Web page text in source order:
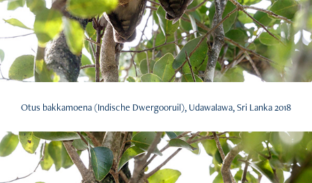
Otus bakkamoena (Indische Dwergooruil), Udawalawa, Sri Lanka 2018